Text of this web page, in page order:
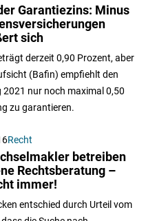
Garantiezins: Minus
sich
derzeit 0,90 Prozent, aber
(Bafin) empfiehlt den
nur noch maximal 0,50
zu garantieren.
Recht
betreiben
Rechtsberatung –
immer!
entschied durch Urteil vom